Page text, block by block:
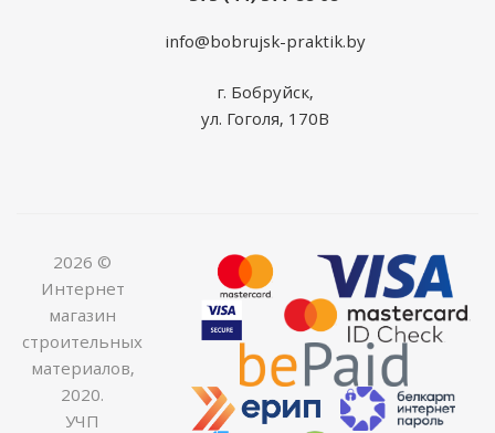
info@bobrujsk-praktik.by
г. Бобруйск,
ул. Гоголя, 170В
2026 ©
Интернет
магазин
строительных
материалов,
2020.
УЧП